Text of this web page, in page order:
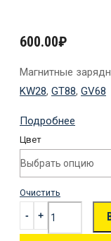
600.00₽
Магнитные
KW28, GT88, GV68
Подробнее
Цвет
Очистить